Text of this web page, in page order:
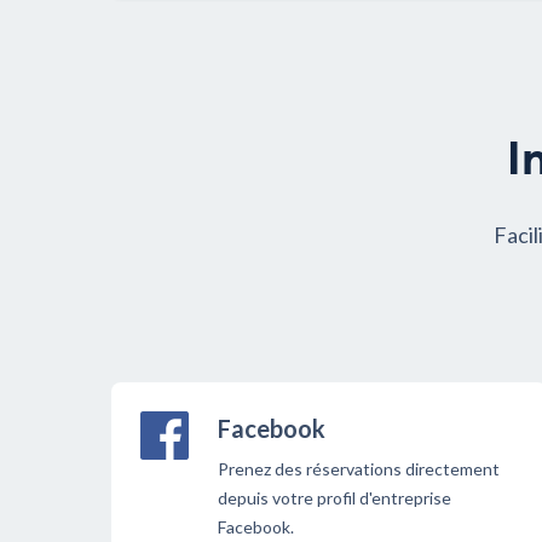
Facebook
Prenez des réservations directement
depuis votre profil d'entreprise
Facebook.